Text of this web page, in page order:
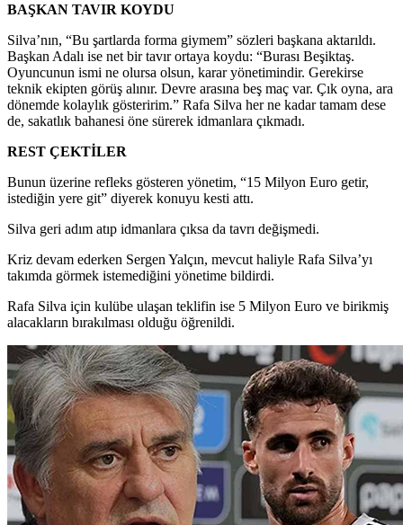
BAŞKAN TAVIR KOYDU
Silva’nın, “Bu şartlarda forma giymem” sözleri başkana aktarıldı.
Başkan Adalı ise net bir tavır ortaya koydu: “Burası Beşiktaş.
Oyuncunun ismi ne olursa olsun, karar yönetimindir. Gerekirse
teknik ekipten görüş alınır. Devre arasına beş maç var. Çık oyna, ara
dönemde kolaylık gösteririm.” Rafa Silva her ne kadar tamam dese
de, sakatlık bahanesi öne sürerek idmanlara çıkmadı.
REST ÇEKTİLER
Bunun üzerine refleks gösteren yönetim, “15 Milyon Euro getir,
istediğin yere git” diyerek konuyu kesti attı.
Silva geri adım atıp idmanlara çıksa da tavrı değişmedi.
Kriz devam ederken Sergen Yalçın, mevcut haliyle Rafa Silva’yı
takımda görmek istemediğini yönetime bildirdi.
Rafa Silva için kulübe ulaşan teklifin ise 5 Milyon Euro ve birikmiş
alacakların bırakılması olduğu öğrenildi.